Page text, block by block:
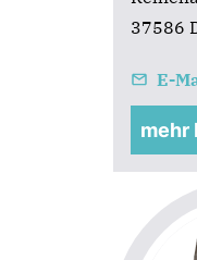
37586
E-
mehr